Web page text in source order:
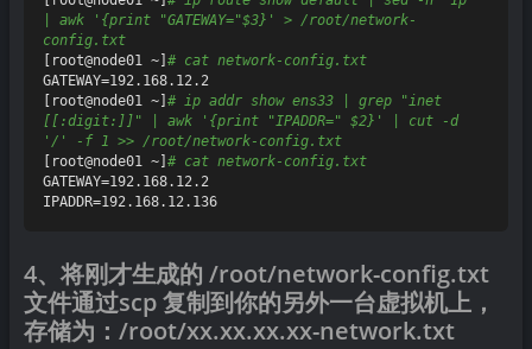
| awk '{print "GATEWAY="$3}' > /root/network-
config.txt
[root@node01 ~] # cat network-config.txt
GATEWAY=192.168.12.2
[root@node01 ~] # ip addr show ens33 | grep "inet
[[:digit:]]" | awk '{print "IPADDR=" $2}' | cut -d
'/' -f 1 >> /root/network-config.txt
[root@node01 ~] # cat network-config.txt
GATEWAY=192.168.12.2
4、将刚才生成的 /root/network-config.txt
文件通过scp 复制到你的另外一台虚拟机上，
存储为：/root/xx.xx.xx.xx-network.txt